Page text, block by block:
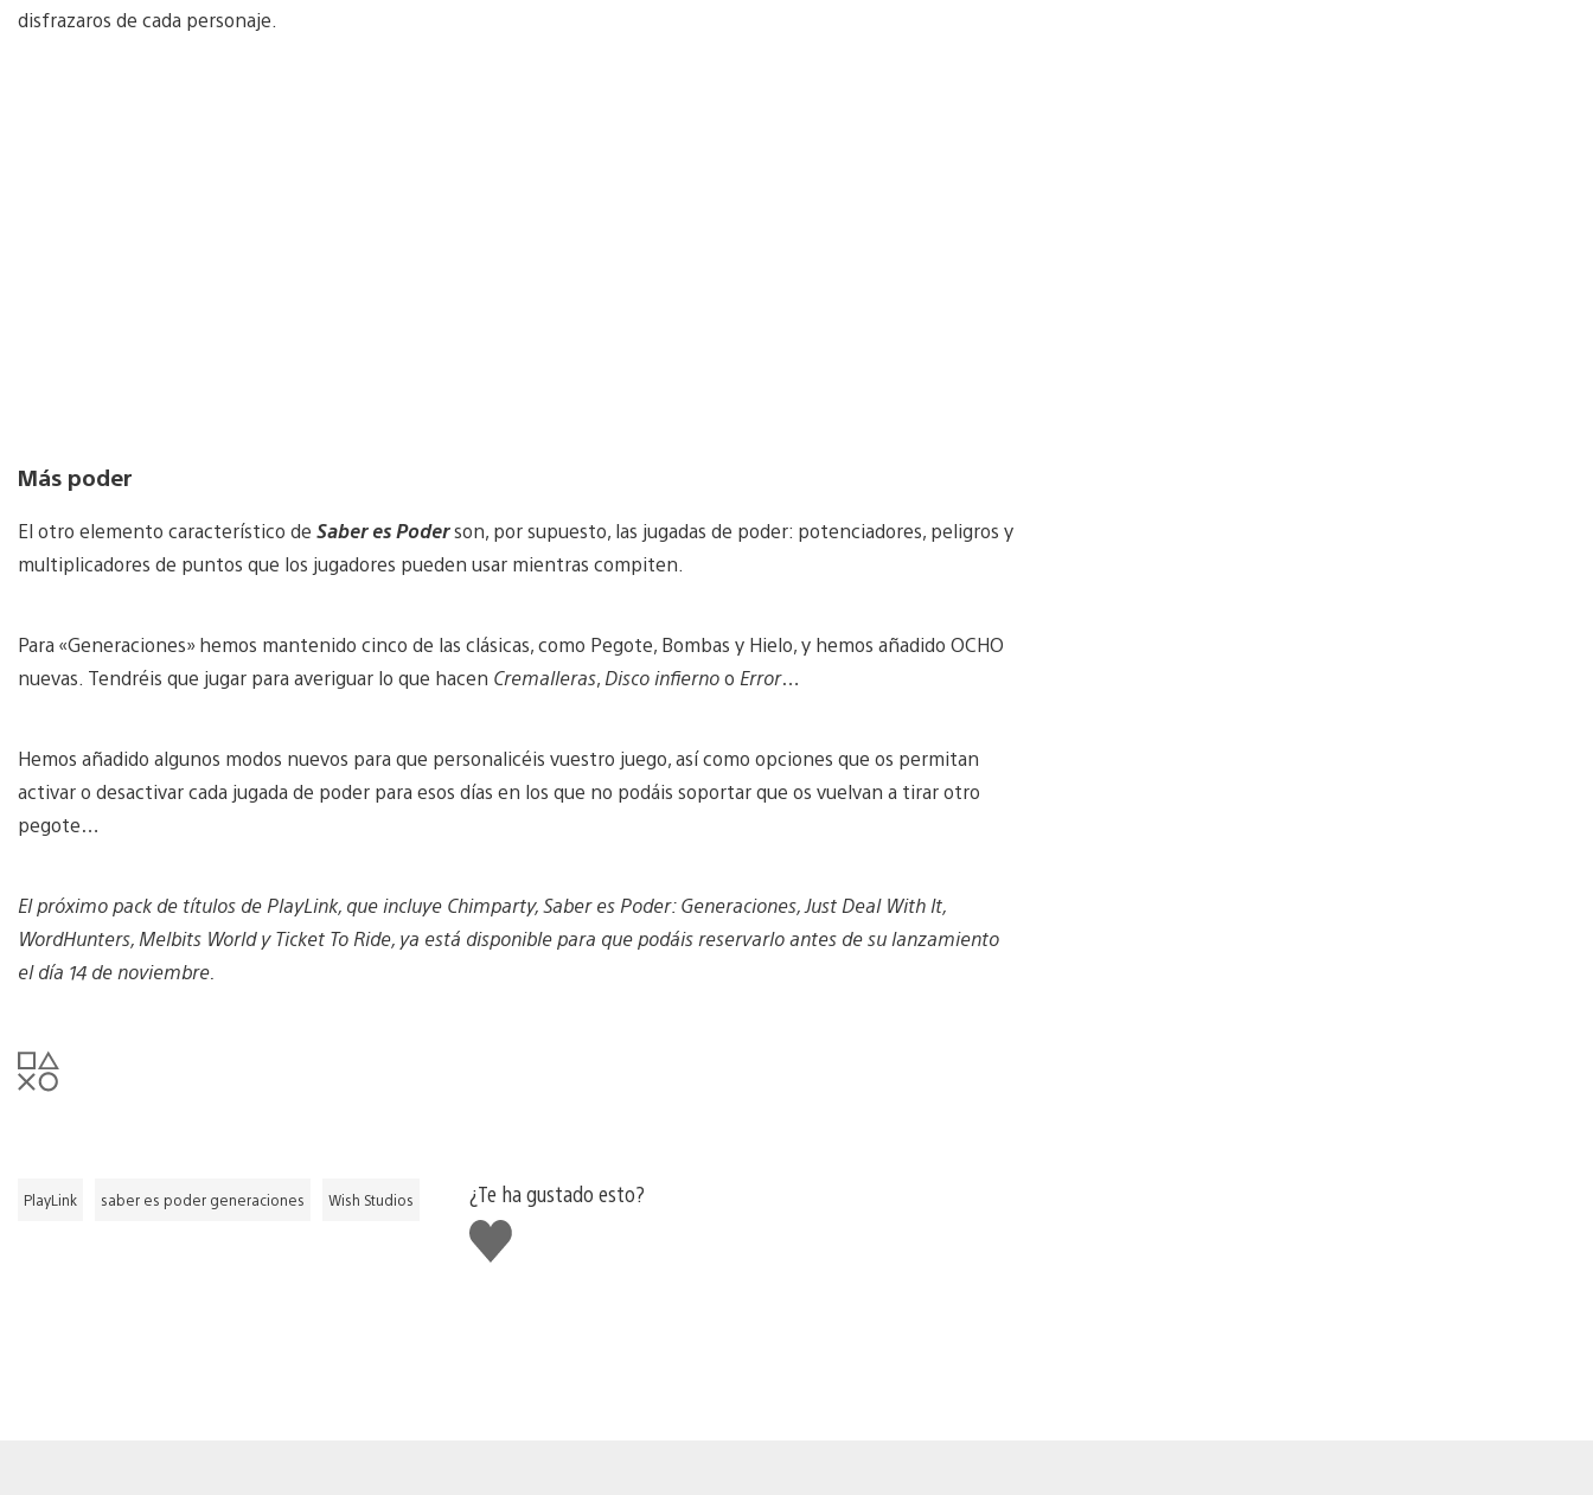
disfrazaros de cada personaje.
Más poder
El otro elemento característico de Saber es Poderson, por supuesto, las jugadas de poder: potenciadores, peligros y
multiplicadores de puntos que los jugadores pueden usar mientras compiten.
Para «Generaciones» hemos mantenido cinco de las clásicas, como Pegote, Bombas y Hielo, y hemos añadido OCHO
nuevas. Tendréis que jugar para averiguar lo que hacen Cremalleras, Disco infiernoo Error…
Hemos añadido algunos modos nuevos para que personalicéis vuestro juego, así como opciones que os permitan
activar o desactivar cada jugada de poder para esos días en los que no podáis soportar que os vuelvan a tirar otro
pegote…
El próximo pack de títulos de PlayLink, que incluye Chimparty, Saber es Poder: Generaciones, Just Deal With It,
WordHunters, Melbits World y Ticket To Ride, ya está disponible para que podáis reservarlo antes de su lanzamiento
el día 14 de noviembre.
PlayLink saber es poder generaciones Wish Studios
¿Te ha gustado esto?
Me
gusta